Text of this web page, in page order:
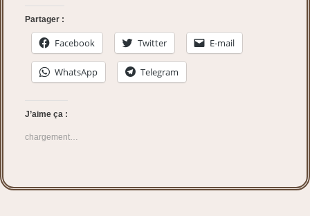
Partager :
Facebook Twitter E-mail
WhatsApp Telegram
J’aime ça :
chargement…